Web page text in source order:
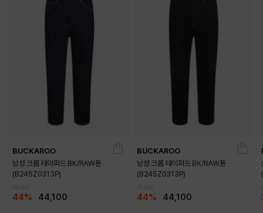
BUCKAROO
남성 크롭 테이퍼드 BK/RAW톤
(B245Z0313P)
44% 44,100
BUCKAROO
남성 크롭 테이퍼드 BK/RAW톤
(B245Z0313P)
44% 44,100